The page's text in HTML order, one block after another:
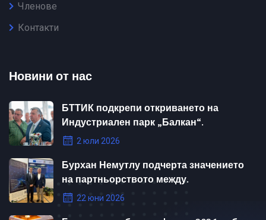
Членове
Контакти
Новини от нас
БТТИК подкрепи откриването на
Индустриален парк „Балкан“.
2 юли 2026
Бурхан Немутлу подчерта значението
на партньорството между.
22 юни 2026